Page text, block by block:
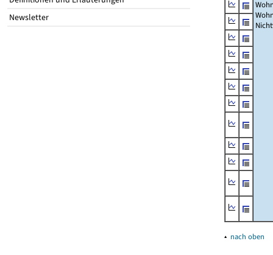
Newsletter
▴ nach oben